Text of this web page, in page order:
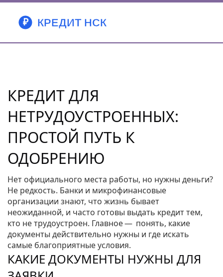
КРЕДИТ ДЛЯ
НЕТРУДОУСТРОЕННЫХ:
ПРОСТОЙ ПУТЬ К
ОДОБРЕНИЮ
Нет официального места работы, но нужны деньги?
Не редкость. Банки и микрофинансовые
организации знают, что жизнь бывает
неожиданной, и часто готовы выдать кредит тем,
кто не трудоустроен. Главное — понять, какие
документы действительно нужны и где искать
самые благоприятные условия.
КАКИЕ ДОКУМЕНТЫ НУЖНЫ ДЛЯ